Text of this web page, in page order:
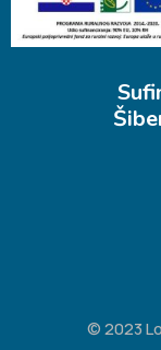
© 2023